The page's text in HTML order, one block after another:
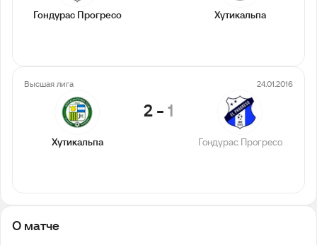
Гондурас Прогресо Хутикальпа
Высшая лига 24.01.2016
Хутикальпа
2-1
Гондурас Прогресо
О матче